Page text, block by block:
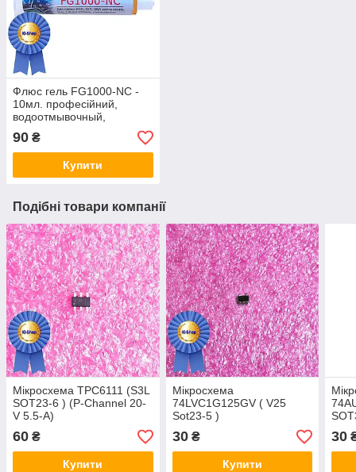
Флюс гель FG1000-NC -
10мл. професійний,
водоотмывочный,
водосмываемый
90 ₴
Купити
Подібні товари компанії
Мікросхема TPC6111 (S3L
SOT23-6 ) (P-Channel 20-
V 5.5-A)
60 ₴
Купити
Мікросхема
74LVC1G125GV ( V25
Sot23-5 )
30₴
Купити
30